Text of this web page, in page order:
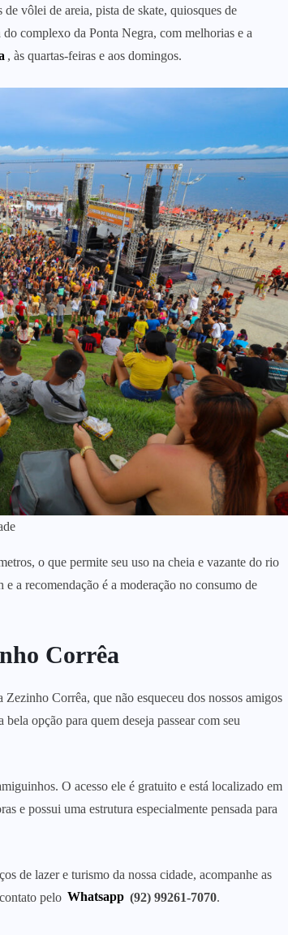
vôlei de areia, pista de skate, quiosques de
complexo da Ponta Negra, com melhorias e a
, às quartas-feiras e aos domingos.
o que permite seu uso na cheia e vazante do rio
a recomendação é a moderação no consumo de
Corrêa
Corrêa, que não esqueceu dos nossos amigos
bela opção para quem deseja passear com seu
O acesso ele é gratuito e está localizado em
e possui uma estrutura especialmente pensada para
de lazer e turismo da nossa cidade, acompanhe as
pelo Whatsapp (92) 99261-7070.